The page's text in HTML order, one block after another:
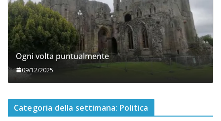
Ogni volta puntualmente
09/12/2025
Categoria della settimana: Politica